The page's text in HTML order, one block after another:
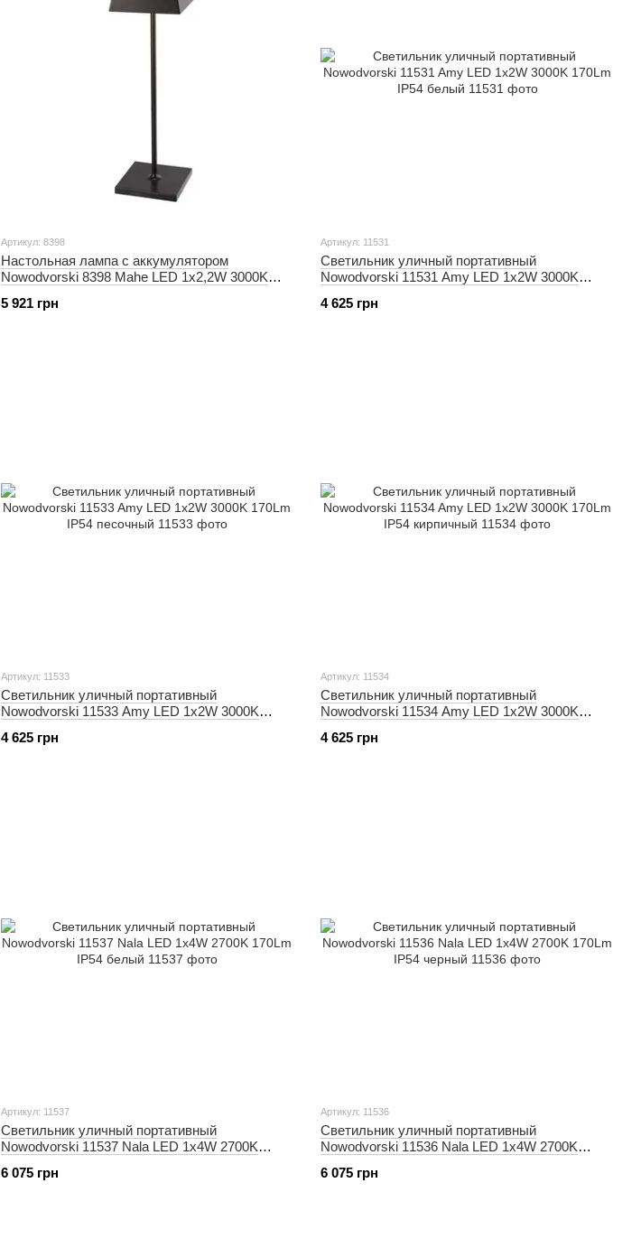
Артикул: 8398
Настольная лампа с аккумулятором
Nowodvorski 8398 Mahe LED 1x2,2W 3000K
5 921 грн
Артикул: 11531
Светильник уличный портативный
Nowodvorski 11531 Amy LED 1x2W 3000K
4 625 грн
Артикул: 11533
Светильник уличный портативный
Nowodvorski 11533 Amy LED 1x2W 3000K
4 625 грн
Артикул: 11534
Светильник уличный портативный
Nowodvorski 11534 Amy LED 1x2W 3000K
4 625 грн
Артикул: 11537
Светильник уличный портативный
Nowodvorski 11537 Nala LED 1x4W 2700K
6 075 грн
Артикул: 11536
Светильник уличный портативный
Nowodvorski 11536 Nala LED 1x4W 2700K
6 075 грн